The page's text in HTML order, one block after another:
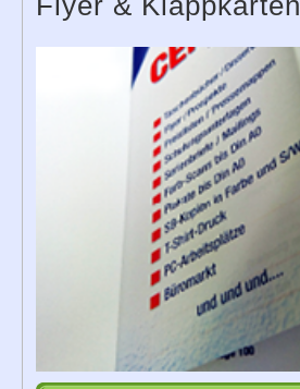
Produkte & Leistungen